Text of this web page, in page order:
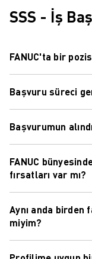
SSS - İş
FANUC'ta bir
İstediğiniz iş
düğmesine tıklayın.
Başvuru süreci
değişmektedir.
3-4 hafta içinde
Başvurumun
bir onay e-postası
FANUC
fırsatları var mı?
pozisyona ve iş
görevler için
Aynı anda
miyim?